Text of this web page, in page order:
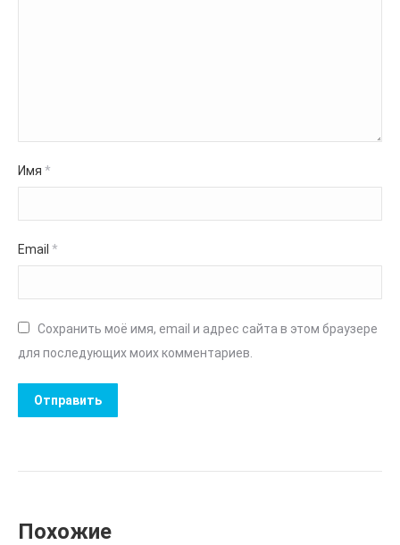
Имя *
Email *
Сохранить моё имя, email и адрес сайта в этом браузере
для последующих моих комментариев.
Похожие